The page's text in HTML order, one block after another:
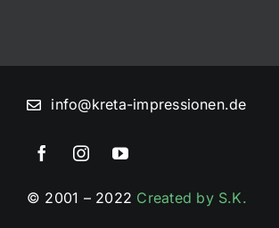
info@kreta-impressionen.de
© 2001 – 2022 Created by S.K.